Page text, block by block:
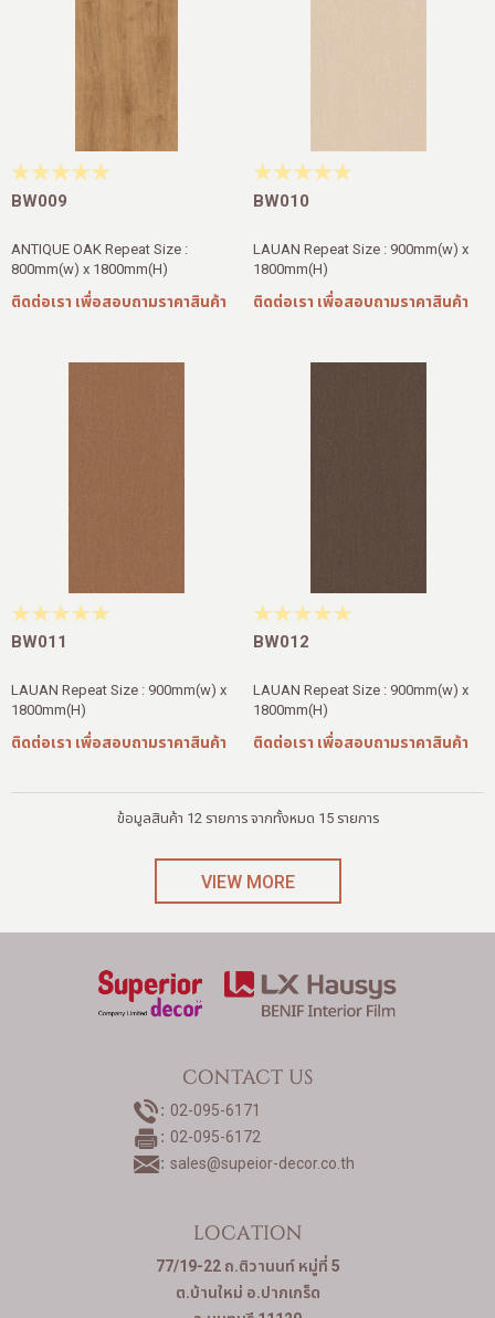
BW009
ANTIQUE OAK Repeat Size :
800mm(w) x 1800mm(H)
ติดต่อเรา เพื่อสอบถามราคาสินค้า
BW010
LAUAN Repeat Size : 900mm(w) x
1800mm(H)
ติดต่อเรา เพื่อสอบถามราคาสินค้า
BW011
LAUAN Repeat Size : 900mm(w) x
1800mm(H)
ติดต่อเรา เพื่อสอบถามราคาสินค้า
BW012
LAUAN Repeat Size : 900mm(w) x
1800mm(H)
ติดต่อเรา เพื่อสอบถามราคาสินค้า
ข้อมูลสินค้า 12 รายการ จากทั้งหมด 15 รายการ
VIEW MORE
CONTACT US
02-095-6171
02-095-6172
sales@supeior-decor.co.th
LOCATION
77/19-22 ถ.ติวานนท์ หมู่ที่ 5
ต.บ้านใหม่ อ.ปากเกร็ด